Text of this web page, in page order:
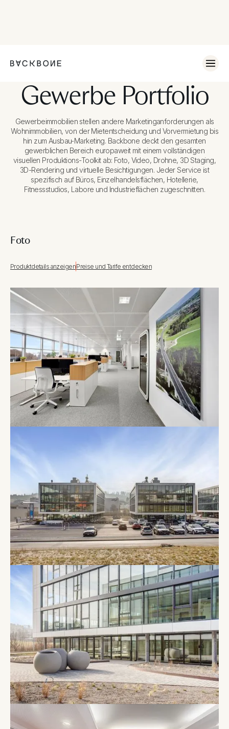
Gewerbe Portfolio
Gewerbeimmobilien stellen andere Marketinganforderungen als
Wohnimmobilien, von der Mietentscheidung und Vorvermietung bis
hin zum Ausbau-Marketing. Backbone deckt den gesamten
gewerblichen Bereich europaweit mit einem vollständigen
visuellen Produktions-Toolkit ab: Foto, Video, Drohne, 3D Staging,
3D-Rendering und virtuelle Besichtigungen. Jeder Service ist
spezifisch auf Büros, Einzelhandelsflächen, Hotellerie,
Fitnessstudios, Labore und Industrieflächen zugeschnitten.
Foto
Produktdetails anzeigenPreise und Tarife entdecken